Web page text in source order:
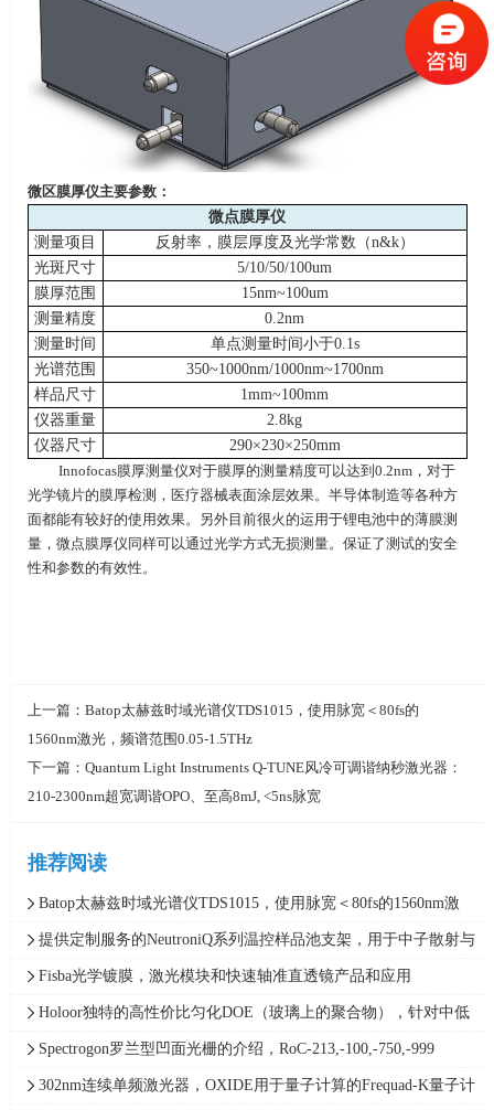
微区膜厚仪主要参数：
微点膜厚仪
测量项目
反射率，膜层厚度及光学常数（n&k）
光斑尺寸
5/10/50/100um
膜厚范围
15nm~100um
测量精度
0.2nm
测量时间
单点测量时间小于0.1s
光谱范围
350~1000nm/1000nm~1700nm
样品尺寸
1mm~100mm
仪器重量
2.8kg
仪器尺寸
290×230×250mm
Innofocas膜厚测量仪对于膜厚的测量精度可以达到0.2nm，对于
光学镜片的膜厚检测，医疗器械表面涂层效果。半导体制造等各种方
面都能有较好的使用效果。另外目前很火的运用于锂电池中的薄膜测
量，微点膜厚仪同样可以通过光学方式无损测量。保证了测试的安全
性和参数的有效性。
上一篇： Batop太赫兹时域光谱仪TDS1015，使用脉宽＜80fs的
1560nm激光，频谱范围0.05-1.5THz
下一篇： Quantum Light Instruments Q-TUNE风冷可调谐纳秒激光器：
210-2300nm超宽调谐OPO、至高8mJ, <5ns脉宽
推荐阅读
Batop太赫兹时域光谱仪TDS1015，使用脉宽＜80fs的1560nm激
光，频谱范围0.05-1.5THz
提供定制服务的NeutroniQ系列温控样品池支架，用于中子散射与
X射线散射实验，Quantum Northwest
Fisba光学镀膜，激光模块和快速轴准直透镜产品和应用
Holoor独特的高性价比匀化DOE（玻璃上的聚合物），针对中低
功率范围应用最精确的光束整形解决方案
Spectrogon罗兰型凹面光栅的介绍，RoC-213,-100,-750,-999
302nm连续单频激光器，OXIDE用于量子计算的Frequad-K量子计